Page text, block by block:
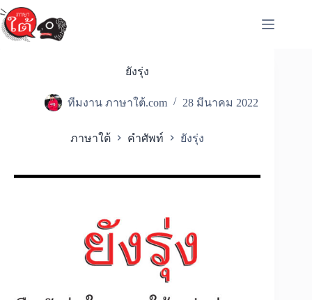
Skip
to
content
ยังรุ่ง
ทีมงาน ภาษาใต้.com 28 มีนาคม 2022
ภาษาใต้ คำศัพท์ ยังรุ่ง